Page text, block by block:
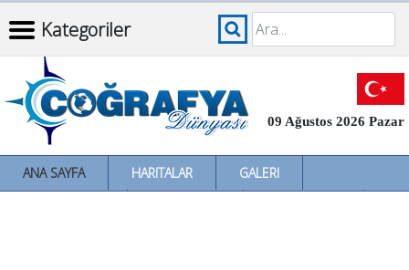
Kategoriler
09 Ağustos 2026 Pazar
ANA SAYFA HARITALAR
GALERI